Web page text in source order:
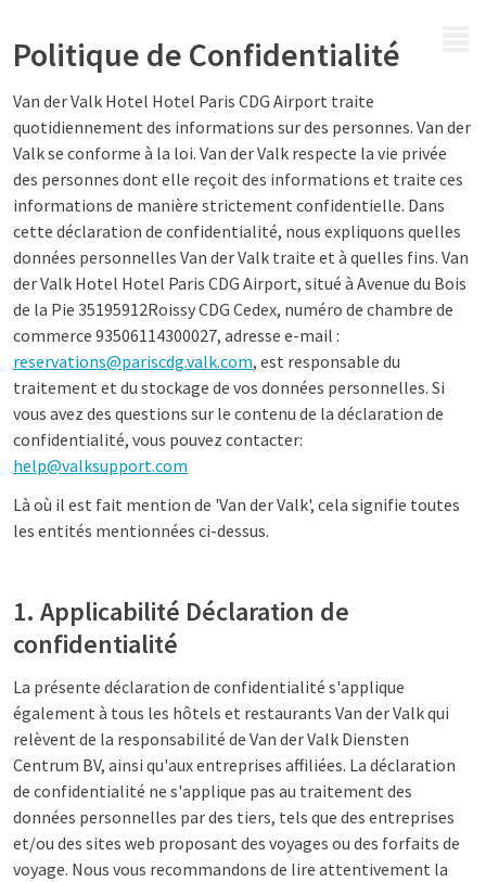
Politique de Confidentialité
Van der Valk Hotel Hotel Paris CDG Airport traite
quotidiennement des informations sur des personnes. Van der
Valk se conforme à la loi. Van der Valk respecte la vie privée
des personnes dont elle reçoit des informations et traite ces
informations de manière strictement confidentielle. Dans
cette déclaration de confidentialité, nous expliquons quelles
données personnelles Van der Valk traite et à quelles fins. Van
der Valk Hotel Hotel Paris CDG Airport, situé à Avenue du Bois
de la Pie 35195912Roissy CDG Cedex, numéro de chambre de
commerce 93506114300027, adresse e-mail :
reservations@pariscdg.valk.com, est responsable du
traitement et du stockage de vos données personnelles. Si
vous avez des questions sur le contenu de la déclaration de
confidentialité, vous pouvez contacter:
help@valksupport.com
Là où il est fait mention de 'Van der Valk', cela signifie toutes
les entités mentionnées ci-dessus.
1. Applicabilité Déclaration de
confidentialité
La présente déclaration de confidentialité s'applique
également à tous les hôtels et restaurants Van der Valk qui
relèvent de la responsabilité de Van der Valk Diensten
Centrum BV, ainsi qu'aux entreprises affiliées. La déclaration
de confidentialité ne s'applique pas au traitement des
données personnelles par des tiers, tels que des entreprises
et/ou des sites web proposant des voyages ou des forfaits de
voyage. Nous vous recommandons de lire attentivement la